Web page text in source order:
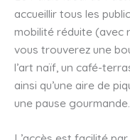
accueillir tous les
mobilité réduite (avec
vous trouverez une
l’art naïf, un café-
ainsi qu’une aire de
une pause gourmande.